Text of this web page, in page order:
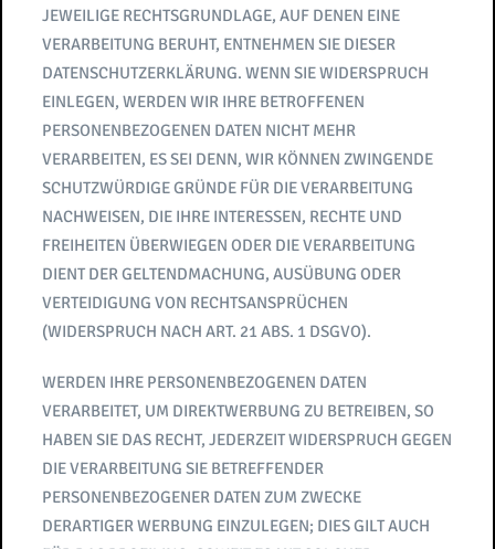
JEWEILIGE RECHTSGRUNDLAGE, AUF DENEN EINE
VERARBEITUNG BERUHT, ENTNEHMEN SIE DIESER
DATENSCHUTZERKLÄRUNG. WENN SIE WIDERSPRUCH
EINLEGEN, WERDEN WIR IHRE BETROFFENEN
PERSONENBEZOGENEN DATEN NICHT MEHR
VERARBEITEN, ES SEI DENN, WIR KÖNNEN ZWINGENDE
SCHUTZWÜRDIGE GRÜNDE FÜR DIE VERARBEITUNG
NACHWEISEN, DIE IHRE INTERESSEN, RECHTE UND
FREIHEITEN ÜBERWIEGEN ODER DIE VERARBEITUNG
DIENT DER GELTENDMACHUNG, AUSÜBUNG ODER
VERTEIDIGUNG VON RECHTSANSPRÜCHEN
(WIDERSPRUCH NACH ART. 21 ABS. 1 DSGVO).
WERDEN IHRE PERSONENBEZOGENEN DATEN
VERARBEITET, UM DIREKTWERBUNG ZU BETREIBEN, SO
HABEN SIE DAS RECHT, JEDERZEIT WIDERSPRUCH GEGEN
DIE VERARBEITUNG SIE BETREFFENDER
PERSONENBEZOGENER DATEN ZUM ZWECKE
DERARTIGER WERBUNG EINZULEGEN; DIES GILT AUCH